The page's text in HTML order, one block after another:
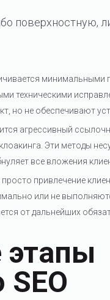
поверхностную,
минимальными
техническими
но не обеспечивают
агрессивный
Эти методы
все вложения
просто привлечение
или не
от дальнейших
этапы